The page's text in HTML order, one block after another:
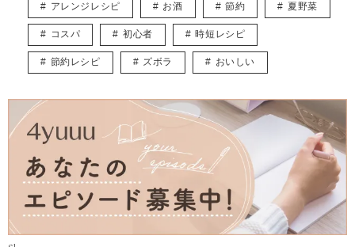
アレンジレシピ お酒 節約 夏野菜
コスパ 初心者 時短レシピ
節約レシピ ズボラ おいしい